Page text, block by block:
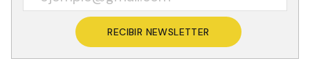
RECIBIR NEWSLETTER